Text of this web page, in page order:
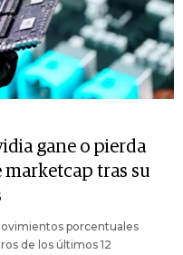
gane o pierda
tras su
porcentuales
de los últimos 12